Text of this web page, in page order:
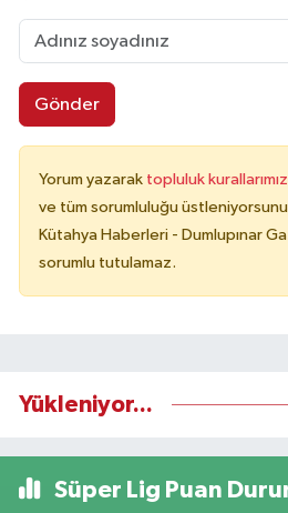
Gönder
Yorum yazarak topluluk
ve tüm sorumluluğu
Kütahya Haberleri - Dumlupınar
sorumlu tutulamaz.
Yükleniyor...
Süper Lig Puan